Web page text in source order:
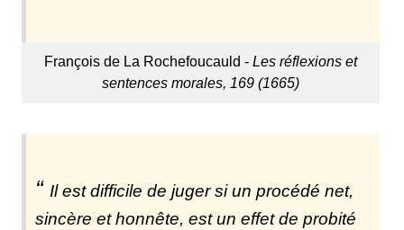
François de La Rochefoucauld - Les réflexions et
sentences morales, 169 (1665)
Il est difficile de juger si un procédé net,
sincère et honnête, est un effet de probité